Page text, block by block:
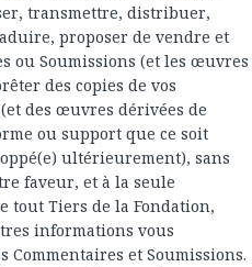
transmettre, distribuer,
proposer de vendre et
ou Soumissions (et les œuvres
des copies de vos
des œuvres dérivées de
ou support que ce soit
ultérieurement), sans
faveur, et à la seule
tout Tiers de la Fondation,
informations vous
Commentaires et Soumissions.